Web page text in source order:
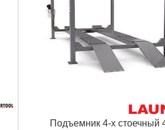
Подъемник 4-х стоечный